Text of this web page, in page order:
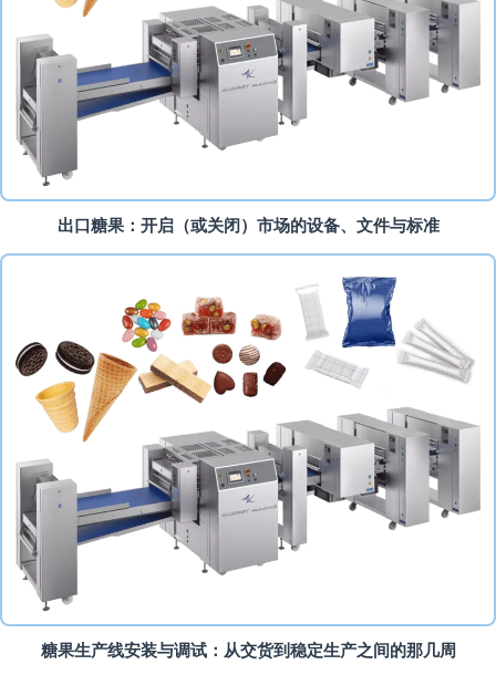
出口糖果：开启（或关闭）市场的设备、文件与标准
糖果生产线安装与调试：从交货到稳定生产之间的那几周